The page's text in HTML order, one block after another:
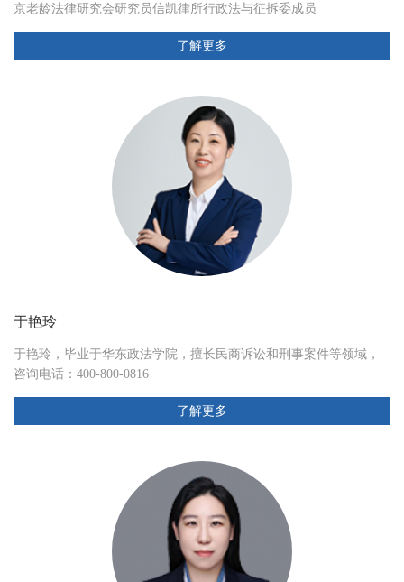
京老龄法律研究会研究员信凯律所行政法与征拆委成员
了解更多
于艳玲
于艳玲，毕业于华东政法学院，擅长民商诉讼和刑事案件等领域，
咨询电话：400-800-0816
了解更多